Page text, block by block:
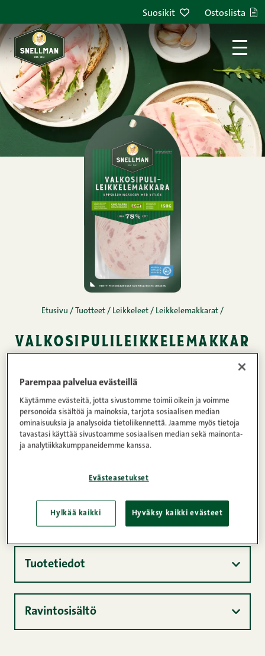
Suosikit Ostoslista
Etusivu / Tuotteet / Leikkeleet / Leikkelemakkarat /
valkosipulileikkelemakkar
a 150 g
Valkosipulileikkelemakkarassa on reilusti
valkosipulia. Ei prässilihaa eikä
natriumglutamaattia, tietenkään. Makua kyllä
riittää!
78% 150g
Tuotetiedot
Ravintosisältö
Parempaa palvelua evästeillä
Käytämme evästeitä, jotta sivustomme toimii oikein ja voimme
personoida sisältöä ja mainoksia, tarjota sosiaalisen median
ominaisuuksia ja analysoida tietoliikennettä. Jaamme myös tietoja
tavastasi käyttää sivustoamme sosiaalisen median sekä mainonta-
ja analytiikkakumppaneidemme kanssa.
Evästeasetukset
Hylkää kaikki Hyväksy kaikki evästeet